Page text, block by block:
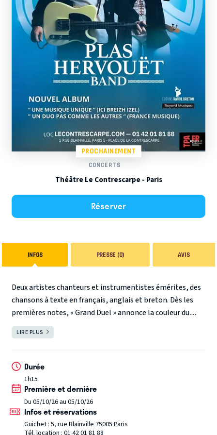
PROCHAINEMENT
CONCERTS
Théâtre Le Contrescarpe - Paris
Réserver
INFOS PRESSE (0) AVIS
Deux artistes chanteurs et instrumentistes émérites, des
chansons à texte en français, anglais et breton. Dès les
premières notes, « Grand Duel » annonce la couleur du
premier album du duo « PLAS HERVOUËT BAND » !
tension maîtrisée, une montée dramatique portée par
cinématographique, conduite par la guitare subtile et
structurée de Philippe Hervouët (joue sur Prodipe).
duel » n'est pas un affrontement, mais une danse entre
deux instruments maîtres, a la fois complices et
complémentaires... Découvrez leur nouvel album « Plas
Hervouët Band » qui sort chez Bayard Musique et les
LIRE PLUS
Durée
1h15
Première et dernière
Du 05/10/26 au 05/10/26
Infos et réservations
Guichet : 5, rue Blainville 75005 Paris